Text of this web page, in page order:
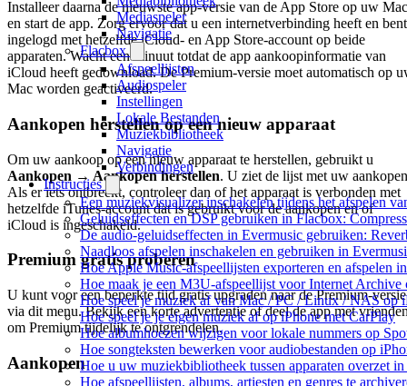
Mediaspeler
Navigatie
Flacbox
Afspeellijsten
Audiospeler
Instellingen
Lokale Bestanden
Muziekbibliotheek
Navigatie
Verbindingen
Instructies
Een muziekvisualizer inschakelen tijdens het afspelen
Geluidseffecten en DSP gebruiken in Flacbox:
De audio-geluidseffecten in Evermusic gebruiken:
Naadloos afspelen inschakelen en gebruiken in
Hoe Apple Music-afspeellijsten exporteren en afspelen
Hoe maak je een M3U-afspeellijst voor Internet
Hoe speel je muziek af van Mac / PC / Linux / NAS op
Hoe speel je je eigen muziek af op iPhone met CarPlay
Hoe albumhoezen wijzigen voor lokale nummers op
Hoe songteksten bewerken voor audiobestanden op
Hoe u uw muziekbibliotheek tussen apparaten overzet
Hoe afspeellijsten, albums, artiesten en genres te
Installeer daarna de nieuwste app-versie van de App Store op uw Mac
en start de app. Zorg ervoor dat u een internetverbinding heeft en bent
ingelogd met hetzelfde iCloud- en App Store-account op beide
apparaten. Wacht een minuut totdat de app aankoopinformatie van
iCloud heeft gedownload. De Premium-versie moet automatisch op
Mac worden geactiveerd.
Aankopen herstellen op een nieuw apparaat
Om uw aankoop op een nieuw apparaat te herstellen, gebruikt u
Aankopen → Aankopen herstellen. U ziet de lijst met uw
Als er iets ontbreekt, controleer dan of het apparaat is verbonden met
hetzelfde iTunes-account dat is gebruikt voor de aankopen en of
iCloud is ingeschakeld.
Premium gratis proberen
U kunt voor een beperkte tijd gratis upgraden naar de Premium-versie
via dit menu. Bekijk een korte advertentie of deel de app met
om Premium tijdelijk te ontgrendelen.
Aankopen